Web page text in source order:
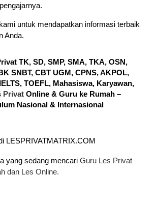
untuk mendapatkan informasi terbaik
Anda.
TK, SD, SMP, SMA, TKA, OSN,
SNBT, CBT UGM, CPNS, AKPOL,
TOEFL, Mahasiswa, Karyawan,
PrivatOnline & Guru ke Rumah –
Nasional & Internasional
LESPRIVATMATRIX.COM
yang sedang mencari Guru Les Privat
dan Les Online.